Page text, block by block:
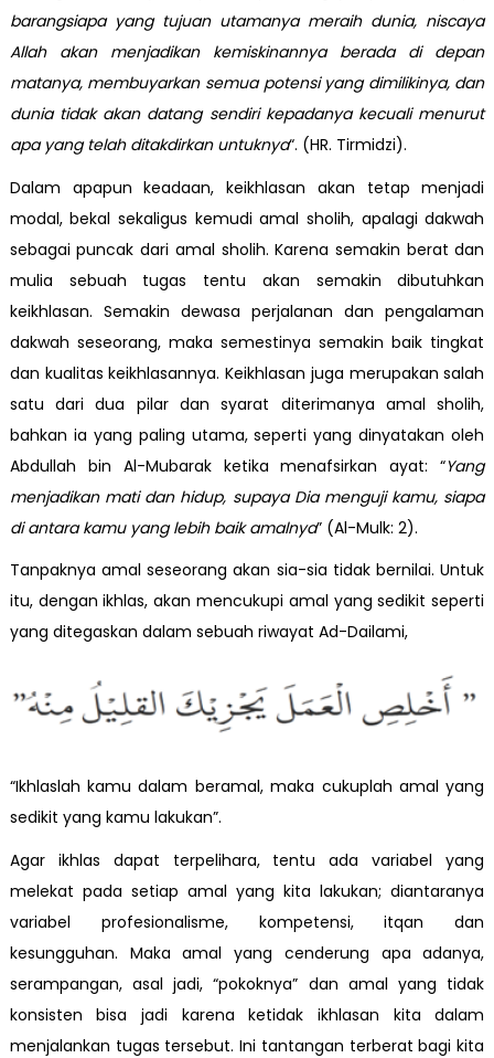
barangsiapa yang tujuan utamanya meraih dunia, niscaya
Allah akan menjadikan kemiskinannya berada di depan
matanya, membuyarkan semua potensi yang dimilikinya, dan
dunia tidak akan datang sendiri kepadanya kecuali menurut
apa yang telah ditakdirkan untuknya“. (HR. Tirmidzi).
Dalam apapun keadaan, keikhlasan akan tetap menjadi
modal, bekal sekaligus kemudi amal sholih, apalagi dakwah
sebagai puncak dari amal sholih. Karena semakin berat dan
mulia sebuah tugas tentu akan semakin dibutuhkan
keikhlasan. Semakin dewasa perjalanan dan pengalaman
dakwah seseorang, maka semestinya semakin baik tingkat
dan kualitas keikhlasannya. Keikhlasan juga merupakan salah
satu dari dua pilar dan syarat diterimanya amal sholih,
bahkan ia yang paling utama, seperti yang dinyatakan oleh
Abdullah bin Al-Mubarak ketika menafsirkan ayat: “Yang
menjadikan mati dan hidup, supaya Dia menguji kamu, siapa
di antara kamu yang lebih baik amalnya” (Al-Mulk: 2).
Tanpaknya amal seseorang akan sia-sia tidak bernilai. Untuk
itu, dengan ikhlas, akan mencukupi amal yang sedikit seperti
yang ditegaskan dalam sebuah riwayat Ad-Dailami,
“Ikhlaslah kamu dalam beramal, maka cukuplah amal yang
sedikit yang kamu lakukan”.
Agar ikhlas dapat terpelihara, tentu ada variabel yang
melekat pada setiap amal yang kita lakukan; diantaranya
variabel profesionalisme, kompetensi, itqan dan
kesungguhan. Maka amal yang cenderung apa adanya,
serampangan, asal jadi, “pokoknya” dan amal yang tidak
konsisten bisa jadi karena ketidak ikhlasan kita dalam
menjalankan tugas tersebut. Ini tantangan terberat bagi kita